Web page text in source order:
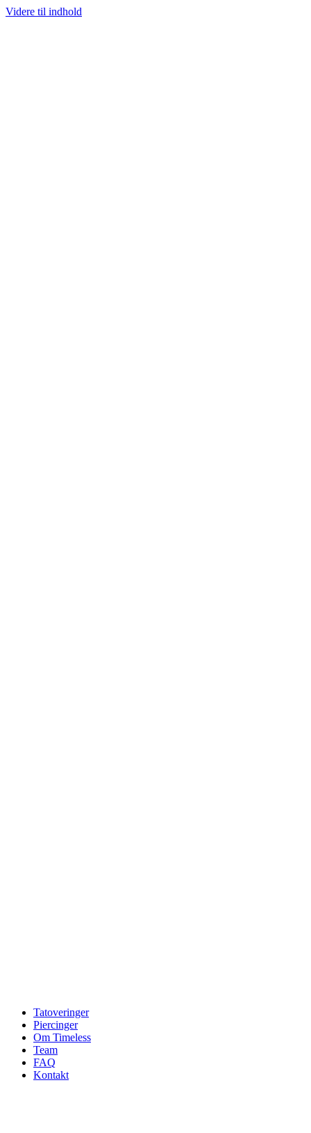
Videre til indhold
Tatoveringer
Piercinger
Om Timeless
Team
FAQ
Kontakt